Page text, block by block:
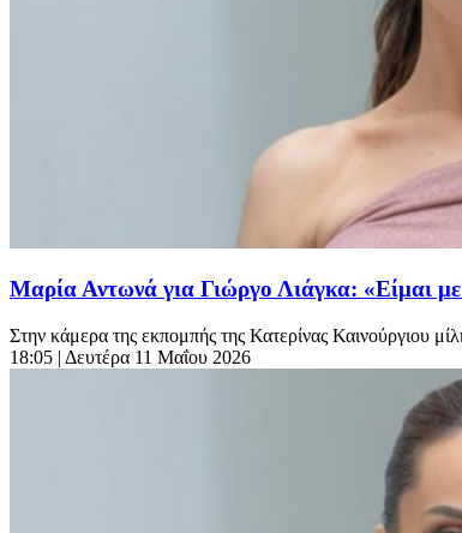
Μαρία Αντωνά για Γιώργο Λιάγκα: «Είμαι με
Στην κάμερα της εκπομπής της Κατερίνας Καινούργιου
18:05 | Δευτέρα 11 Μαΐου 2026